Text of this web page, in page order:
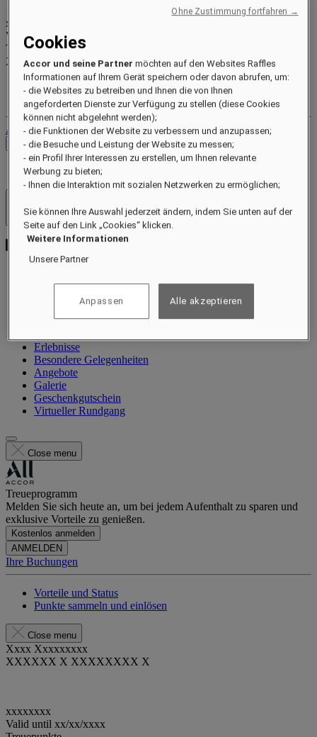
xxxxxxxx
Valid until xx/xx/xxxx
Treuepunkte
XXXpts
Ihr Treuekonto
Ihre Buchungen
Abmelden
Preise prüfen
Hotels und Resorts
Menü öffnen
Information
Restaurant
Erlebnisse
Besondere Gelegenheiten
Angebote
Galerie
Geschenkgutschein
Virtueller Rundgang
Close menu
Treueprogramm
Melden Sie sich heute an, um bei jedem Aufenthalt zu sparen und
exklusive Vorteile zu genießen.
Kostenlos anmelden
ANMELDEN
Ihre Buchungen
Vorteile und Status
Punkte sammeln und einlösen
Close menu
Xxxx Xxxxxxxxx
XXXXXX X XXXXXXXX X
xxxxxxxx
Valid until xx/xx/xxxx
Cookies
Accor und seine Partner möchten auf den Websites Raffles
Informationen auf Ihrem Gerät speichern oder davon abrufen, um:
- die Websites zu betreiben und Ihnen die von Ihnen
angeforderten Dienste zur Verfügung zu stellen (diese Cookies
können nicht abgelehnt werden);
- die Funktionen der Website zu verbessern und anzupassen;
- die Besuche und Leistung der Website zu messen;
- ein Profil Ihrer Interessen zu erstellen, um Ihnen relevante
Werbung zu bieten;
- Ihnen die Interaktion mit sozialen Netzwerken zu ermöglichen;
Sie können Ihre Auswahl jederzeit ändern, indem Sie unten auf der
Seite auf den Link „Cookies“ klicken.
Weitere Informationen
Unsere Partner
Anpassen Alle akzeptieren
Ohne Zustimmung fortfahren →